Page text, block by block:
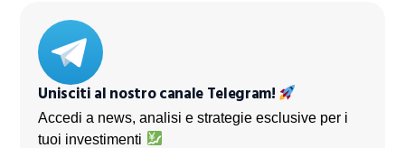
Unisciti al nostro canale Telegram!
Accedi a news, analisi e strategie esclusive per i
tuoi investimenti